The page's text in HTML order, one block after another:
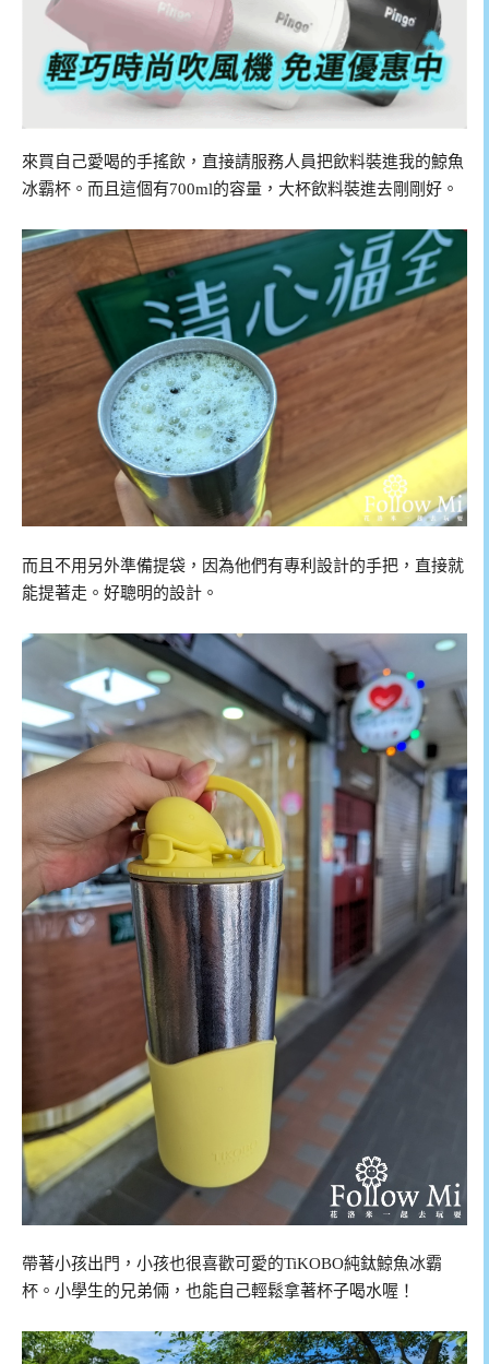
來買自己愛喝的手搖飲，直接請服務人員把飲料裝進我的鯨魚
冰霸杯。而且這個有700ml的容量，大杯飲料裝進去剛剛好。
而且不用另外準備提袋，因為他們有專利設計的手把，直接就
能提著走。好聰明的設計。
帶著小孩出門，小孩也很喜歡可愛的TiKOBO純鈦鯨魚冰霸
杯。小學生的兄弟倆，也能自己輕鬆拿著杯子喝水喔！